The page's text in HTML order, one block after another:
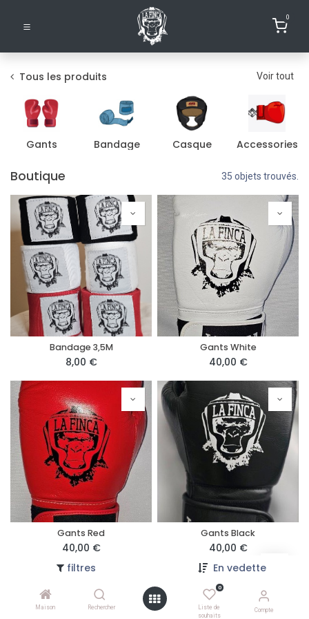
filtres En vedette
Maison Rechercher
0
Liste de
souhaits
Compte
0
Tous les produits Voir tout
Gants Bandage Casque Accessories
Boutique 35 objets trouvés.
Bandage 3,5M
8,00 €
Gants White
40,00 €
Gants Red
40,00 €
Gants Black
40,00 €